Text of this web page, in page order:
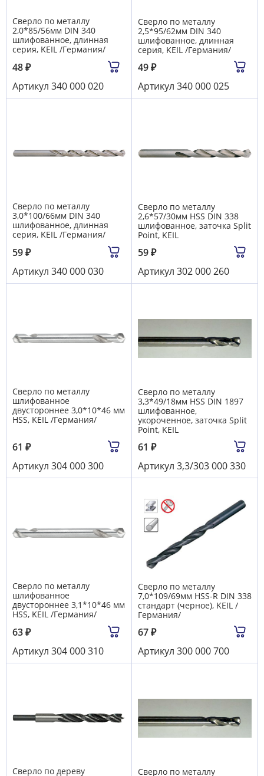
Сверло по металлу
2,0*85/56мм DIN 340
шлифованное, длинная
серия, KEIL /Германия/
48₽
Артикул 340 000 020
Сверло по металлу
2,5*95/62мм DIN 340
шлифованное, длинная
серия, KEIL /Германия/
49₽
Артикул 340 000 025
Сверло по металлу
3,0*100/66мм DIN 340
шлифованное, длинная
серия, KEIL /Германия/
59₽
Артикул 340 000 030
Сверло по металлу
2,6*57/30мм HSS DIN 338
шлифованное, заточка Split
Point, KEIL
59₽
Артикул 302 000 260
Сверло по металлу
шлифованное
двустороннее 3,0*10*46 мм
HSS, KEIL /Германия/
61 ₽
Артикул 304 000 300
Сверло по металлу
3,3*49/18мм HSS DIN 1897
шлифованное,
укороченное, заточка Split
Point, KEIL
61 ₽
Артикул 3,3/303 000 330
Сверло по металлу
шлифованное
двустороннее 3,1*10*46 мм
HSS, KEIL /Германия/
63₽
Артикул 304 000 310
Сверло по металлу
7,0*109/69мм HSS-R DIN 338
стандарт (черное), KEIL /
Германия/
67₽
Артикул 300 000 700
Сверло по дереву
Сверло по металлу